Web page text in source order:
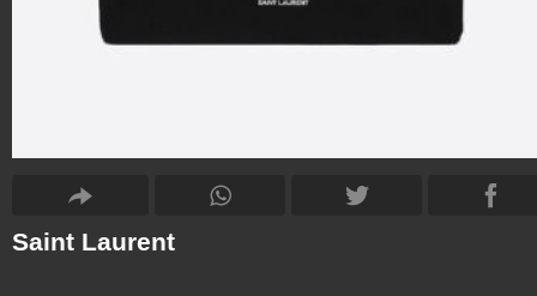
Saint Laurent